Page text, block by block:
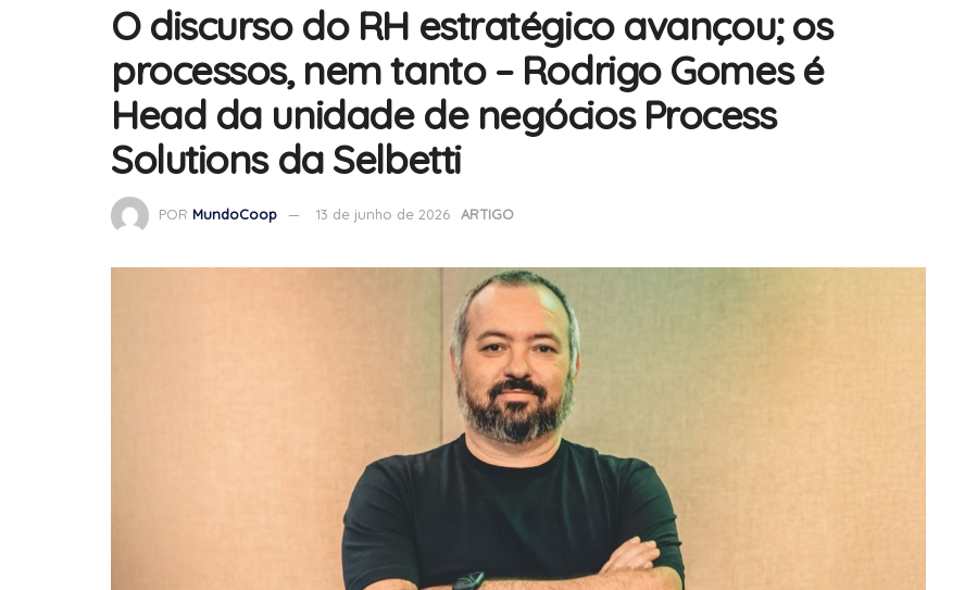
O discurso do RH estratégico avançou; os
processos, nem tanto – Rodrigo Gomes é
Head da unidade de negócios Process
Solutions da Selbetti
POR MundoCoop 13 de junho de 2026 ARTIGO